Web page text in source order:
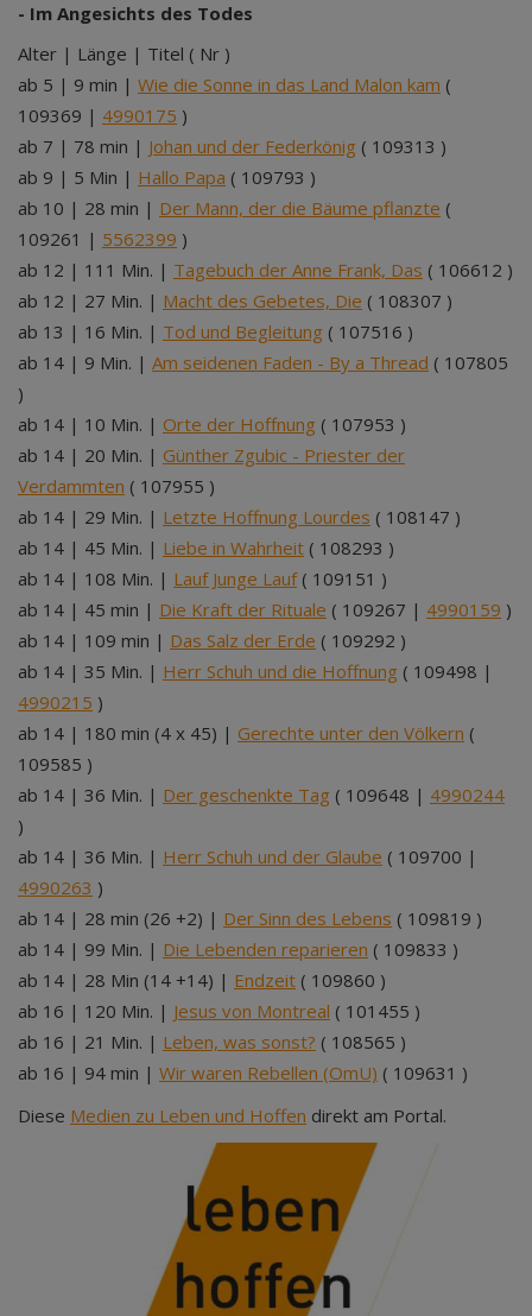
- Im Angesichts des Todes
Alter | Länge | Titel ( Nr )
ab 5 | 9 min | Wie die Sonne in das Land Malon kam (
109369 | 4990175 )
ab 7 | 78 min | Johan und der Federkönig ( 109313 )
ab 9 | 5 Min | Hallo Papa ( 109793 )
ab 10 | 28 min | Der Mann, der die Bäume pflanzte (
109261 | 5562399 )
ab 12 | 111 Min. | Tagebuch der Anne Frank, Das ( 106612 )
ab 12 | 27 Min. | Macht des Gebetes, Die ( 108307 )
ab 13 | 16 Min. | Tod und Begleitung ( 107516 )
ab 14 | 9 Min. | Am seidenen Faden - By a Thread ( 107805
)
ab 14 | 10 Min. | Orte der Hoffnung ( 107953 )
ab 14 | 20 Min. | Günther Zgubic - Priester der
Verdammten ( 107955 )
ab 14 | 29 Min. | Letzte Hoffnung Lourdes ( 108147 )
ab 14 | 45 Min. | Liebe in Wahrheit ( 108293 )
ab 14 | 108 Min. | Lauf Junge Lauf( 109151 )
ab 14 | 45 min | Die Kraft der Rituale ( 109267 | 4990159 )
ab 14 | 109 min | Das Salz der Erde ( 109292 )
ab 14 | 35 Min. | Herr Schuh und die Hoffnung ( 109498 |
4990215 )
ab 14 | 180 min (4 x 45) | Gerechte unter den Völkern (
109585 )
ab 14 | 36 Min. | Der geschenkte Tag ( 109648 | 4990244
)
ab 14 | 36 Min. | Herr Schuh und der Glaube ( 109700 |
4990263 )
ab 14 | 28 min (26 +2) | Der Sinn des Lebens ( 109819 )
ab 14 | 99 Min. | Die Lebenden reparieren ( 109833 )
ab 14 | 28 Min (14 +14) | Endzeit ( 109860 )
ab 16 | 120 Min. | Jesus von Montreal ( 101455 )
ab 16 | 21 Min. | Leben, was sonst? ( 108565 )
ab 16 | 94 min | Wir waren Rebellen (OmU) ( 109631 )
Diese Medien zu Leben und Hoffen direkt am Portal.